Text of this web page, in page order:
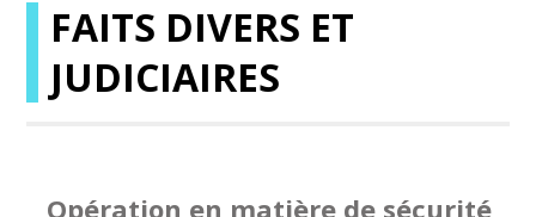
FAITS DIVERS ET
JUDICIAIRES
Opération en matière de sécurité